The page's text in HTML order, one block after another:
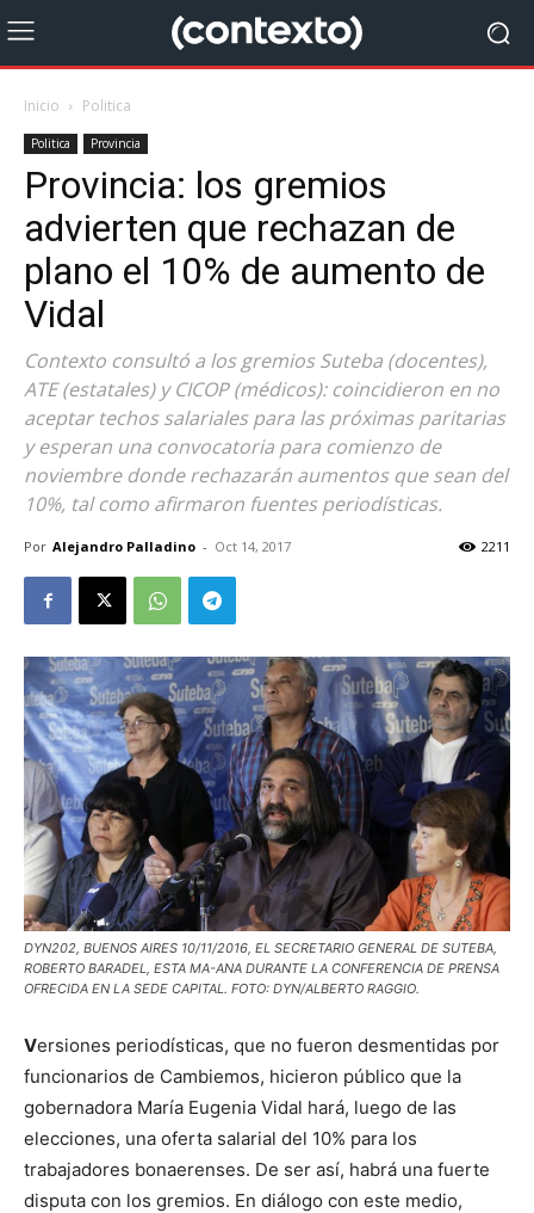
Inicio Politica
Politica Provincia
Provincia: los gremios
advierten que rechazan de
plano el 10% de aumento de
Vidal
Contexto consultó a los gremios Suteba (docentes),
ATE (estatales) y CICOP (médicos): coincidieron en no
aceptar techos salariales para las próximas paritarias
y esperan una convocatoria para comienzo de
noviembre donde rechazarán aumentos que sean del
10%, tal como afirmaron fuentes periodísticas.
Por Alejandro Palladino - Oct 14, 2017 2211
DYN202, BUENOS AIRES 10/11/2016, EL SECRETARIO GENERAL DE SUTEBA,
ROBERTO BARADEL, ESTA MA-ANA DURANTE LA CONFERENCIA DE PRENSA
OFRECIDA EN LA SEDE CAPITAL. FOTO: DYN/ALBERTO RAGGIO.
Versiones periodísticas, que no fueron desmentidas por
funcionarios de Cambiemos, hicieron público que la
gobernadora María Eugenia Vidal hará, luego de las
elecciones, una oferta salarial del 10% para los
trabajadores bonaerenses. De ser así, habrá una fuerte
disputa con los gremios. En diálogo con este medio,